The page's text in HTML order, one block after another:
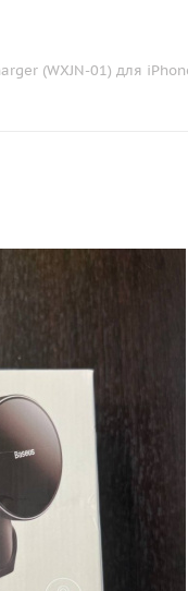
(WXJN-01) для